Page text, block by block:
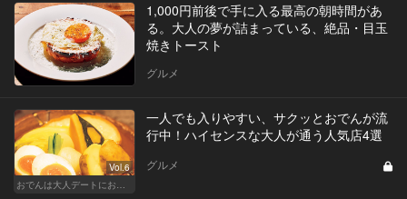
1,000円前後で手に入る最高の朝時間があ
る。大人の夢が詰まっている、絶品・目玉
焼きトースト
グルメ
Vol.6
おでんは大人デートにおすすめ！ふたりで温まろう
一人でも入りやすい、サクッとおでんが流
行中！ハイセンスな大人が通う人気店4選
グルメ